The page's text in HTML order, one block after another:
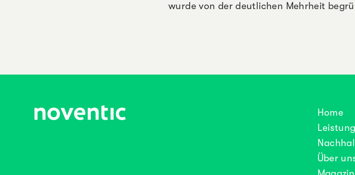
wurde von der deutlichen Mehrheit
Home
Über